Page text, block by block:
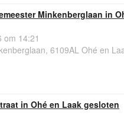
Minkenberglaan in
14:21
6109AL Ohé en
in Ohé en Laak gesloten